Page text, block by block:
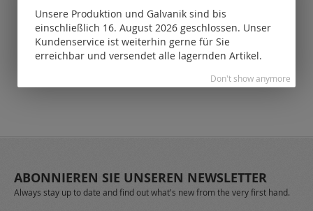
Preise nur für
registrierte
Kunden
sichtbar.
ABONNIEREN SIE UNSEREN NEWSLETTER
Always stay up to date and find out what's new from the very first hand.
Unsere Produktion und Galvanik sind bis
einschließlich 16. August 2026 geschlossen. Unser
Kundenservice ist weiterhin gerne für Sie
erreichbar und versendet alle lagernden Artikel.
Don't show anymore